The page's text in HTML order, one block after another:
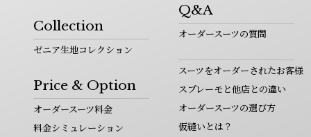
Collection
ゼニア生地コレクション
Price & Option
オーダースーツ料金
料金シミュレーション
Q&A
オーダースーツの質問
スーツをオーダーされたお客様
スプレーモと他店との違い
オーダースーツの選び方
仮縫いとは？